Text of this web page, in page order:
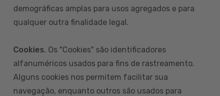
demográficas amplas para usos agregados e para
qualquer outra finalidade legal.
Cookies. Os "Cookies" são identificadores
alfanuméricos usados para fins de rastreamento.
Alguns cookies nos permitem facilitar sua
navegação, enquanto outros são usados para